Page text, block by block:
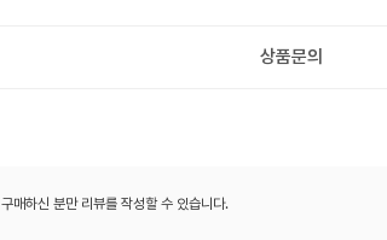
상품문의
구매하신 분만 리뷰를 작성할 수 있습니다.